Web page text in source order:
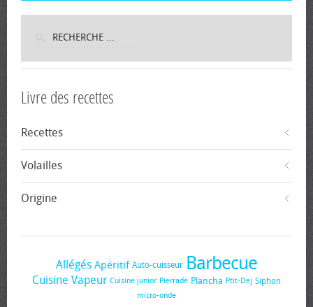
Livre des recettes
Recettes
Volailles
Origine
Allégés Apéritif Auto-cuisseur Barbecue
Cuisine Vapeur Cuisine junior Pierrade Plancha Ptit-Dej Siphon
micro-onde